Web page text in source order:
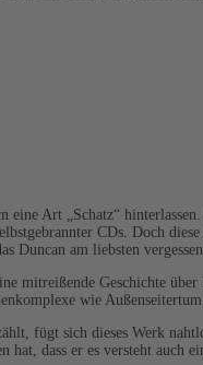
Art „Schatz“
CDs. Doch
Duncan am liebsten
mitreißende Geschichte
wie
fügt sich dieses Werk
hat, dass er es versteht auch